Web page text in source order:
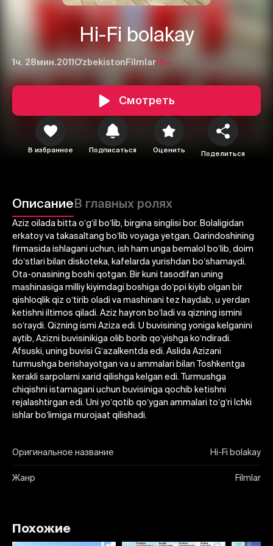
Hi-Fi bolakay
1ч. 28мин.2011O'zbekiston Filmlar16+
Смотреть
В избранное Подписаться Оценить Поделиться
ОписаниеВ главных ролях
Аziz oilada bitta oʼgʼil boʼlib, birgina singlisi bor. Bolaligidan
erkatoy va takasaltang boʼlib voyaga yetgan. Qarindoshining
firmasida ishlagani uchun, ish ham unga bemalol boʼlib, doim
doʼstlari bilan diskoteka, kafelarda yurishdan boʼshamaydi.
Ota-onasining boshi qotgan. Bir kuni tasodifan uning
mashinasiga milliy kiyimdagi boshiga doʼppi kiyib olgan bir
qishloqlik qiz oʼtirib oladi va mashinani tez haydab, u yerdan
ketishni iltimos qiladi. Аziz hayron boʼladi va qizning ismini
soʼraydi. Qizning ismi Аziza edi. U buvisining yoniga kelganini
aytib, Аzizni buvisinikiga olib borib qoʼyishga koʼndiradi.
Аfsuski, uning buvisi Gʼazalkentda edi. Аslida Аzizani
turmushga berishayotgan va u ammalari bilan Toshkentga
kerakli sarpolarni xarid qilishga kelgan edi. Turmushga
chiqishni istamagani uchun buvisiniga qochib ketishni
rejalashtirgan edi. Uni yoʼqotib qoʼygan ammalari toʼgʼri Ichki
ishlar boʼlimiga murojaat qilishadi.
Оригинальное название Hi-Fi bolakay
Жанр Filmlar
1 2
Отправить
Похожие
Отменить Авторизоваться